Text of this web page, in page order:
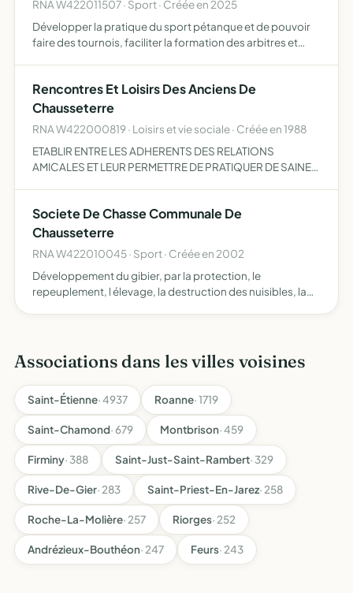
RNA W422011507 · Sport · Créée en 2025
Développer la pratique du sport pétanque et de pouvoir
faire des tournois, faciliter la formation des arbitres et
Rencontres Et Loisirs Des Anciens De
Chausseterre
RNA W422000819 · Loisirs et vie sociale · Créée en 1988
ETABLIR ENTRE LES ADHERENTS DES RELATIONS
AMICALES ET LEUR PERMETTRE DE PRATIQUER DE SAINES
Societe De Chasse Communale De
Chausseterre
RNA W422010045 · Sport · Créée en 2002
Développement du gibier, par la protection, le
repeuplement, l élevage, la destruction des nuisibles, la
Associations dans les villes voisines
Saint-Étienne· 4937 Roanne· 1719
Saint-Chamond· 679 Montbrison· 459
Firminy· 388 Saint-Just-Saint-Rambert· 329
Rive-De-Gier· 283 Saint-Priest-En-Jarez· 258
Roche-La-Molière· 257 Riorges· 252
Andrézieux-Bouthéon· 247 Feurs· 243